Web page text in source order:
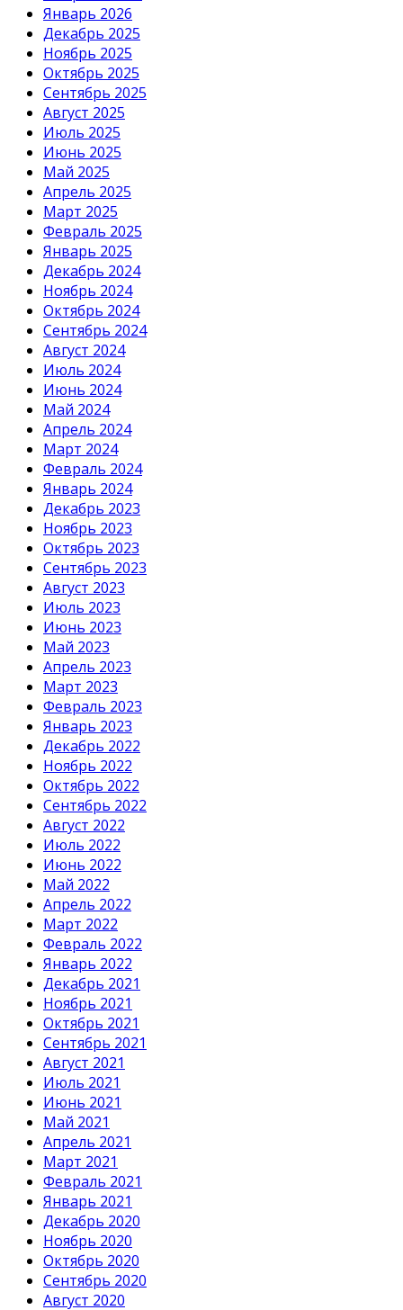
Январь 2026
Декабрь 2025
Ноябрь 2025
Октябрь 2025
Сентябрь 2025
Август 2025
Июль 2025
Июнь 2025
Май 2025
Апрель 2025
Март 2025
Февраль 2025
Январь 2025
Декабрь 2024
Ноябрь 2024
Октябрь 2024
Сентябрь 2024
Август 2024
Июль 2024
Июнь 2024
Май 2024
Апрель 2024
Март 2024
Февраль 2024
Январь 2024
Декабрь 2023
Ноябрь 2023
Октябрь 2023
Сентябрь 2023
Август 2023
Июль 2023
Июнь 2023
Май 2023
Апрель 2023
Март 2023
Февраль 2023
Январь 2023
Декабрь 2022
Ноябрь 2022
Октябрь 2022
Сентябрь 2022
Август 2022
Июль 2022
Июнь 2022
Май 2022
Апрель 2022
Март 2022
Февраль 2022
Январь 2022
Декабрь 2021
Ноябрь 2021
Октябрь 2021
Сентябрь 2021
Август 2021
Июль 2021
Июнь 2021
Май 2021
Апрель 2021
Март 2021
Февраль 2021
Январь 2021
Декабрь 2020
Ноябрь 2020
Октябрь 2020
Сентябрь 2020
Август 2020